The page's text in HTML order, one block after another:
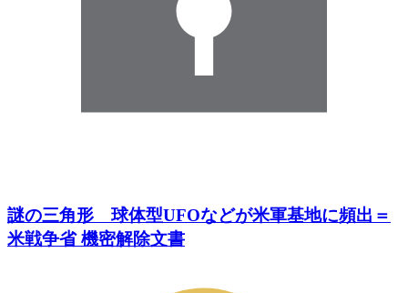
謎の三角形 球体型UFOなどが米軍基地に頻出＝
米戦争省 機密解除文書